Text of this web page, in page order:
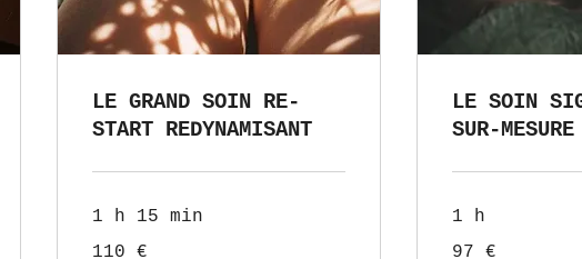
LE GRAND SOIN RE-
START REDYNAMISANT
1 h 15 min
euros
110 €
LE SOIN
SUR-MESURE
1 h
euros
97 €